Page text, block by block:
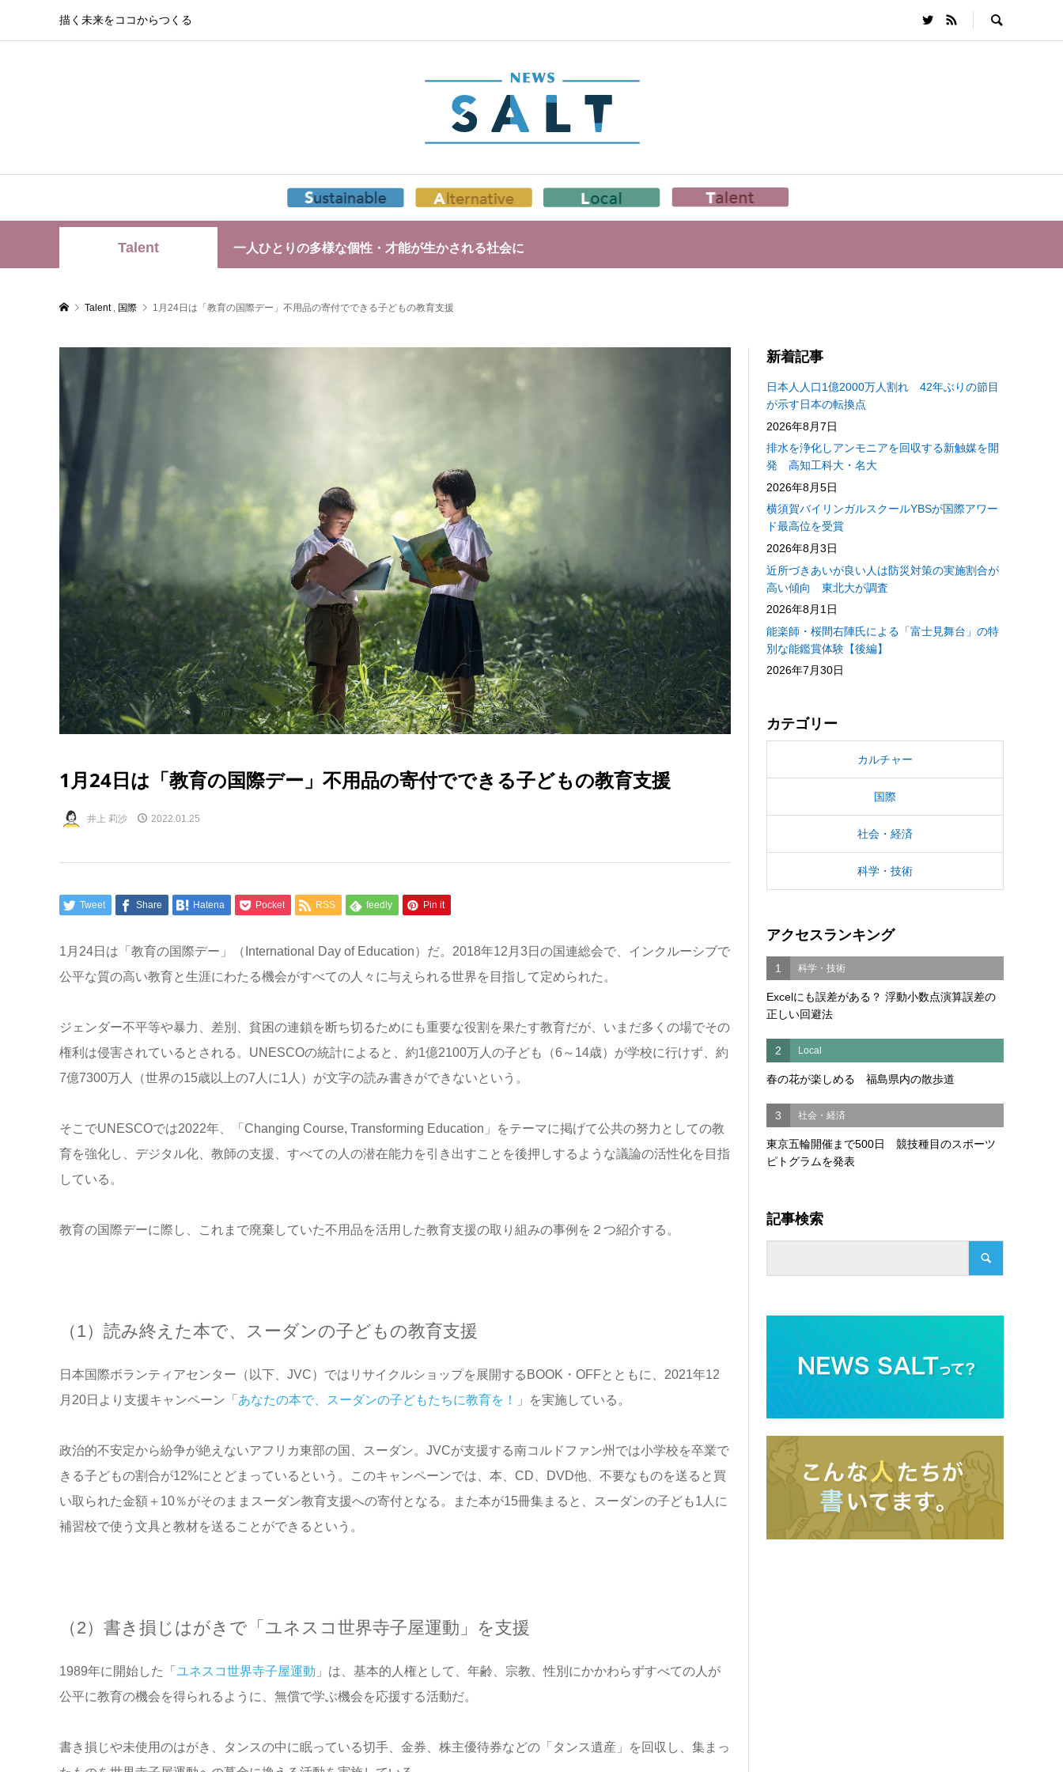
描く未来をココからつくる
Talent 一人ひとりの多様な個性・才能が生かされる社会に
Talent , 国際 1月24日は「教育の国際デー」不用品の寄付でできる子どもの教育支援
1月24日は「教育の国際デー」不用品の寄付でできる子どもの教育支援
井上 莉沙 2022.01.25
Tweet Share Hatena Pocket RSS feedly Pin it
1 月 24日は「教育の国際デー」（ International Day of Education）だ。 2018年12 月 3日の国連総会で、インクルーシブで
公平な質の高い教育と生涯にわたる機会がすべての人々に与えられる世界を目指して定められた。
ジェンダー不平等や暴力、差別、貧困の連鎖を断ち切るためにも重要な役割を果たす教育だが、いまだ多くの場でその
権利は侵害されているとされる。 UNESCOの統計によると、 約1億2100万人の子ども（6 ～ 14歳）が学校に行けず、約
7億7300万人（世界の15歳以上の7 人に1 人）が文字の読み書きができないという。
そこでUNESCOでは2022年、「 Changing Course, Transforming Education 」をテーマに掲げて公共の努力としての教
育を強化し、デジタル化、教師の支援、すべての人の潜在能力を引き出すことを後押しするような議論の活性化を目指
している。
教育の国際デーに際し、これまで廃棄していた不用品を活用した教育支援の取り組みの事例を２つ紹介する。
（1）読み終えた本で、スーダンの子どもの教育支援
日本国際ボランティアセンター（以下、 JVC）ではリサイクルショップを展開する BOOK ・ OFF とともに、 2021年12
月 20日より支援キャンペーン「 あなたの本で、スーダンの子どもたちに教育を！ 」を実施している。
政治的不安定から紛争が絶えないアフリカ東部の国、スーダン。 JVCが支援する南コルドファン州では小学校を卒業で
きる子どもの割合が12%にとどまっているという。このキャンペーンでは、本、 CD DVD他、不要なものを送ると買
い取られた金額＋ 10％がそのままスーダン教育支援への寄付となる。また本が15冊集まると、スーダンの子ども1 人に
補習校で使う文具と教材を送ることができるという。
（2）書き損じはがきで「ユネスコ世界寺子屋運動」を支援
1989年に開始した「 ユネスコ世界寺子屋運動 」は、基本的人権として、年齢、宗教、性別にかかわらずすべての人が
公平に教育の機会を得られるように、無償で学ぶ機会を応援する活動だ。
書き損じや未使用のはがき、タンスの中に眠っている切手、金券、株主優待券などの「タンス遺産」を回収し、集まっ
新着記事
日本人人口1億2000万人割れ 42年ぶりの節目
が示す日本の転換点
2026年8月7日
排水を浄化しアンモニアを回収する新触媒を開
発 高知工科大・名大
2026年8月5日
横須賀バイリンガルスクールYBSが国際アワー
ド最高位を受賞
2026年8月3日
近所づきあいが良い人は防災対策の実施割合が
高い傾向 東北大が調査
2026年8月1日
能楽師・桜間右陣氏による「富士見舞台」の特
別な能鑑賞体験【後編】
2026年7月30日
カテゴリー
カルチャー
国際
社会・経済
科学・技術
アクセスランキング
1 科学・技術
Excelにも誤差がある？ 浮動小数点演算誤差の
正しい回避法
2 Local
春の花が楽しめる 福島県内の散歩道
3 社会・経済
東京五輪開催まで500日 競技種目のスポーツ
ピトグラムを発表
記事検索